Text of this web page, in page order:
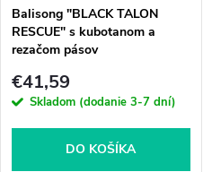
Balisong "BLACK TALON
RESCUE" s kubotanom a
rezačom pásov
€41,59
Skladom (dodanie 3-7 dní)
DO KOŠÍKA